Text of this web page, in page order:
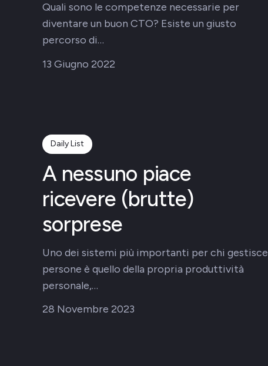
Quali sono le competenze necessarie per
diventare un buon CTO? Esiste un giusto
percorso di…
13 Giugno 2022
Daily List
A nessuno piace
ricevere (brutte)
sorprese
Uno dei sistemi più importanti per chi gestisce
persone è quello della propria produttività
personale,…
28 Novembre 2023